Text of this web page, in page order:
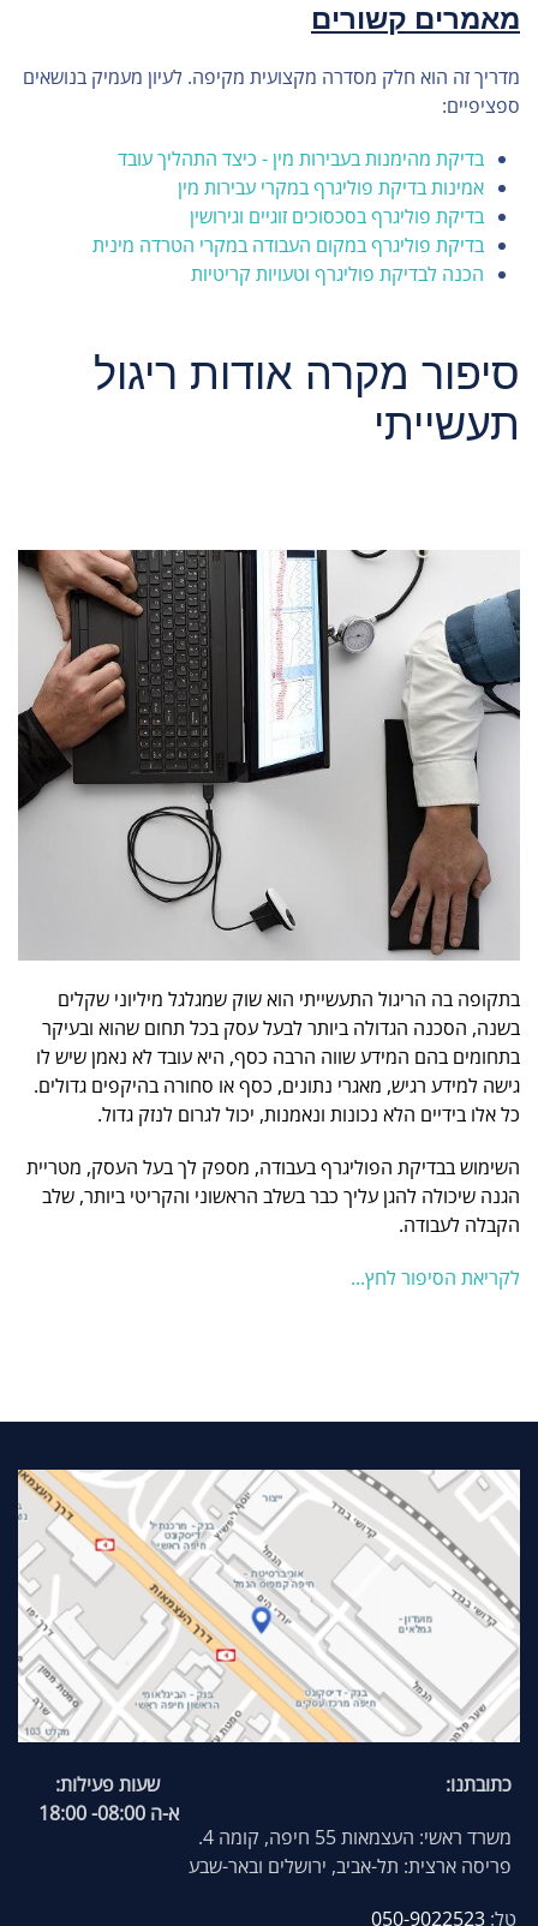
מאמרים קשורים
מדריך זה הוא חלק מסדרה מקצועית מקיפה. לעיון מעמיק בנושאים
ספציפיים:
בדיקת מהימנות בעבירות מין - כיצד התהליך עובד
אמינות בדיקת פוליגרף במקרי עבירות מין
בדיקת פוליגרף בסכסוכים זוגיים וגירושין
בדיקת פוליגרף במקום העבודה במקרי הטרדה מינית
הכנה לבדיקת פוליגרף וטעויות קריטיות
סיפור מקרה אודות ריגול
תעשייתי
בתקופה בה הריגול התעשייתי הוא שוק שמגלגל מיליוני שקלים
בשנה, הסכנה הגדולה ביותר לבעל עסק בכל תחום שהוא ובעיקר
בתחומים בהם המידע שווה הרבה כסף, היא עובד לא נאמן שיש לו
גישה למידע רגיש, מאגרי נתונים, כסף או סחורה בהיקפים גדולים.
כל אלו בידיים הלא נכונות ונאמנות, יכול לגרום לנזק גדול.
השימוש בבדיקת הפוליגרף בעבודה, מספק לך בעל העסק, מטריית
הגנה שיכולה להגן עליך כבר בשלב הראשוני והקריטי ביותר, שלב
הקבלה לעבודה.
לקריאת הסיפור לחץ...
כתובתנו:
משרד ראשי: העצמאות 55 חיפה, קומה 4.
פריסה ארצית: תל-אביב, ירושלים ובאר-שבע
טל: 050-9022523
שעות פעילות:
א-ה 08:00- 18:00